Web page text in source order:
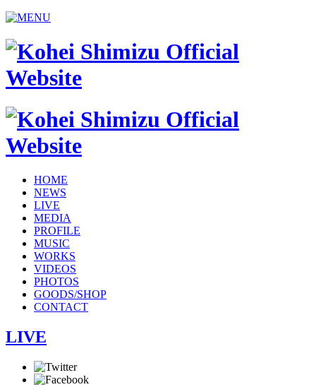
HOME
NEWS
LIVE
MEDIA
PROFILE
MUSIC
WORKS
VIDEOS
PHOTOS
GOODS/SHOP
CONTACT
LIVE